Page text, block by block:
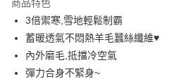
街口支付
悠遊付
AFTEE先享後付
商品特色
3倍禦寒,雪地輕鬆制霸
蓄暖透氣不悶熱羊毛蠶絲纖維♥️
內外磨毛,抵擋冷空氣
彈力合身不緊身~